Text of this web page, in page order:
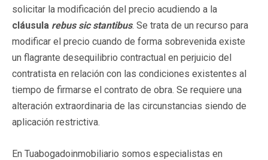
solicitar la modificación del precio acudiendo a la
cláusula rebus sic stantibus. Se trata de un recurso para
modificar el precio cuando de forma sobrevenida existe
un flagrante desequilibrio contractual en perjuicio del
contratista en relación con las condiciones existentes al
tiempo de firmarse el contrato de obra. Se requiere una
alteración extraordinaria de las circunstancias siendo de
aplicación restrictiva.
En Tuabogadoinmobiliario somos especialistas en